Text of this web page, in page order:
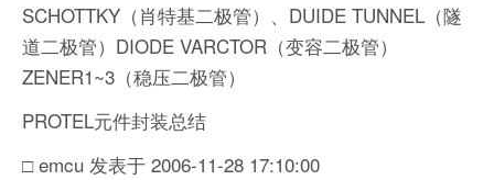
SCHOTTKY（肖特基二极管）、DUIDE TUNNEL（隧
道二极管）DIODE VARCTOR（变容二极管）
ZENER1~3（稳压二极管）
PROTEL元件封装总结
□ emcu 发表于 2006-11-28 17:10:00